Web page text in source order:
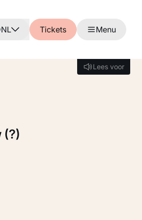
NL Tickets Menu
Lees voor
Lees voor
(?)